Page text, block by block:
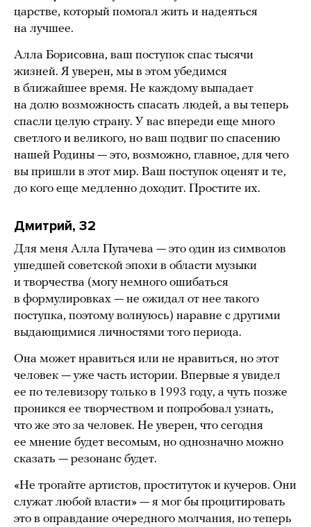
царстве, который помогал жить и надеяться
на лучшее.
Алла Борисовна, ваш поступок спас тысячи
жизней. Я уверен, мы в этом убедимся
в ближайшее время. Не каждому выпадает
на долю возможность спасать людей, а вы теперь
спасли целую страну. У вас впереди еще много
светлого и великого, но ваш подвиг по спасению
нашей Родины — это, возможно, главное, для чего
вы пришли в этот мир. Ваш поступок оценят и те,
до кого еще медленно доходит. Простите их.
Дмитрий, 32
Для меня Алла Пугачева — это один из символов
ушедшей советской эпохи в области музыки
и творчества (могу немного ошибаться
в формулировках — не ожидал от нее такого
поступка, поэтому волнуюсь) наравне с другими
выдающимися личностями того периода.
Она может нравиться или не нравиться, но этот
человек — уже часть истории. Впервые я увидел
ее по телевизору только в 1993 году, а чуть позже
проникся ее творчеством и попробовал узнать,
что же это за человек. Не уверен, что сегодня
ее мнение будет весомым, но однозначно можно
сказать — резонанс будет.
«Не трогайте артистов, проституток и кучеров. Они
служат любой власти» — я мог бы процитировать
это в оправдание очередного молчания, но теперь